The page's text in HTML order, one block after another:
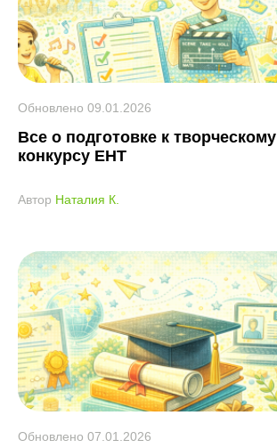
Обновлено 09.01.2026
Все о подготовке к творческому
конкурсу ЕНТ
Автор Наталия К.
Обновлено 07.01.2026